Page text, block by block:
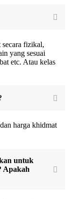
fizikal,
yang sesuai
etc. Atau kelas
harga khidmat
untuk
Apakah